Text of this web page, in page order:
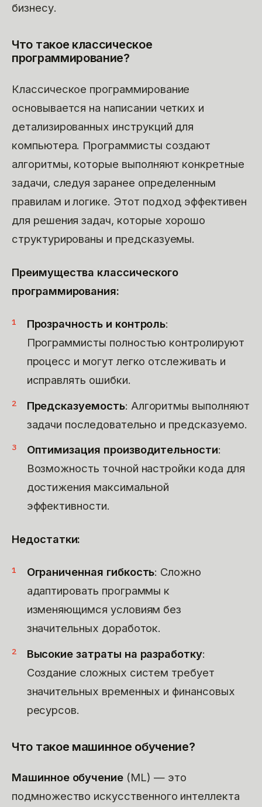
бизнесу.
Что такое классическое
программирование?
Классическое программирование
основывается на написании четких и
детализированных инструкций для
компьютера. Программисты создают
алгоритмы, которые выполняют конкретные
задачи, следуя заранее определенным
правилам и логике. Этот подход эффективен
для решения задач, которые хорошо
структурированы и предсказуемы.
Преимущества классического
программирования:
Прозрачность и контроль:
Программисты полностью контролируют
процесс и могут легко отслеживать и
исправлять ошибки.
Предсказуемость: Алгоритмы выполняют
задачи последовательно и предсказуемо.
Оптимизация производительности:
Возможность точной настройки кода для
достижения максимальной
эффективности.
Недостатки:
Ограниченная гибкость: Сложно
адаптировать программы к
изменяющимся условиям без
значительных доработок.
Высокие затраты на разработку:
Создание сложных систем требует
значительных временных и финансовых
ресурсов.
Что такое машинное обучение?
Машинное обучение (ML) — это
подмножество искусственного интеллекта